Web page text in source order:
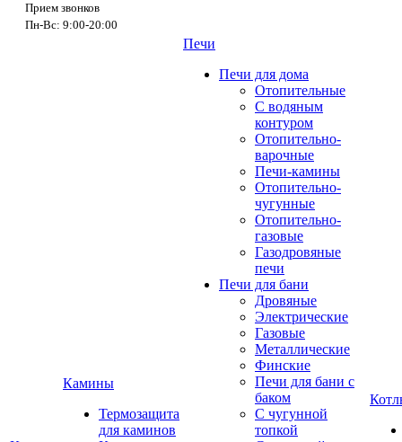
Прием звонков
Пн-Вс: 9:00-20:00
Камины
Термозащита
для каминов
Печи
Печи для дома
Отопительные
C водяным
контуром
Отопительно-
варочные
Печи-камины
Отопительно-
чугунные
Отопительно-
газовые
Газодровяные
печи
Печи для бани
Дровяные
Электрические
Газовые
Металлические
Финские
Печи для бани с
баком
С чугунной
топкой